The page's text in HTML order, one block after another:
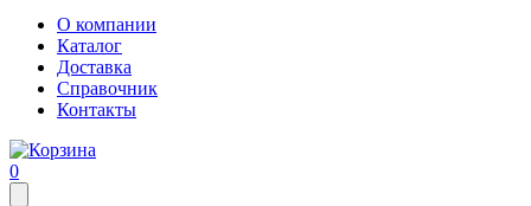
О компании
Каталог
Доставка
Справочник
Контакты
0